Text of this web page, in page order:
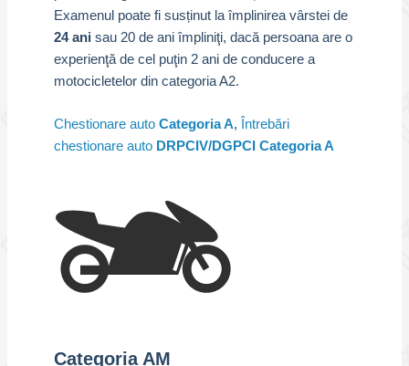
Examenul poate fi susținut la împlinirea vârstei de
24 ani sau 20 de ani împliniţi, dacă persoana are o
experienţă de cel puţin 2 ani de conducere a
motocicletelor din categoria A2.
Chestionare auto Categoria A, Întrebări
chestionare autoDRPCIV/DGPCI Categoria A
Categoria AM